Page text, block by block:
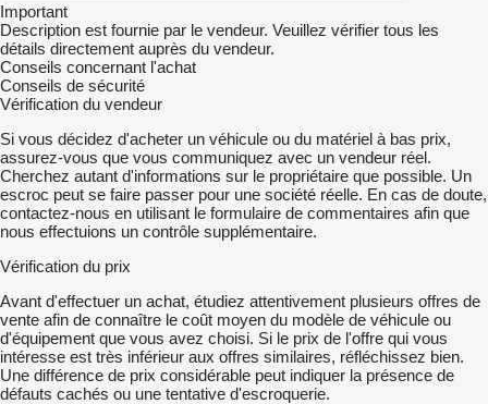
Important
Description est fournie par le vendeur. Veuillez vérifier tous les
détails directement auprès du vendeur.
Conseils concernant l'achat
Conseils de sécurité
Vérification du vendeur
Si vous décidez d'acheter un véhicule ou du matériel à bas prix,
assurez-vous que vous communiquez avec un vendeur réel.
Cherchez autant d'informations sur le propriétaire que possible. Un
escroc peut se faire passer pour une société réelle. En cas de doute,
contactez-nous en utilisant le formulaire de commentaires afin que
nous effectuions un contrôle supplémentaire.
Vérification du prix
Avant d'effectuer un achat, étudiez attentivement plusieurs offres de
vente afin de connaître le coût moyen du modèle de véhicule ou
d'équipement que vous avez choisi. Si le prix de l'offre qui vous
intéresse est très inférieur aux offres similaires, réfléchissez bien.
Une différence de prix considérable peut indiquer la présence de
défauts cachés ou une tentative d'escroquerie.